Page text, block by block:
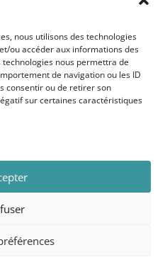
nous utilisons des technologies
ou accéder aux informations des
nous permettra de
de navigation ou les ID
consentir ou de retirer son
sur certaines caractéristiques